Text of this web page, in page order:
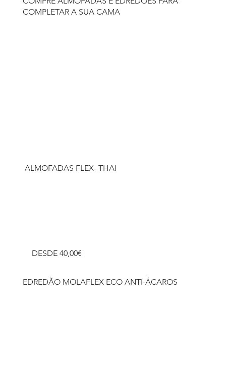
COMPLETAR A SUA CAMA
ALMOFADAS FLEX- THAI
DESDE 40,00€
EDREDÃO MOLAFLEX ECO ANTI-ÁCAROS